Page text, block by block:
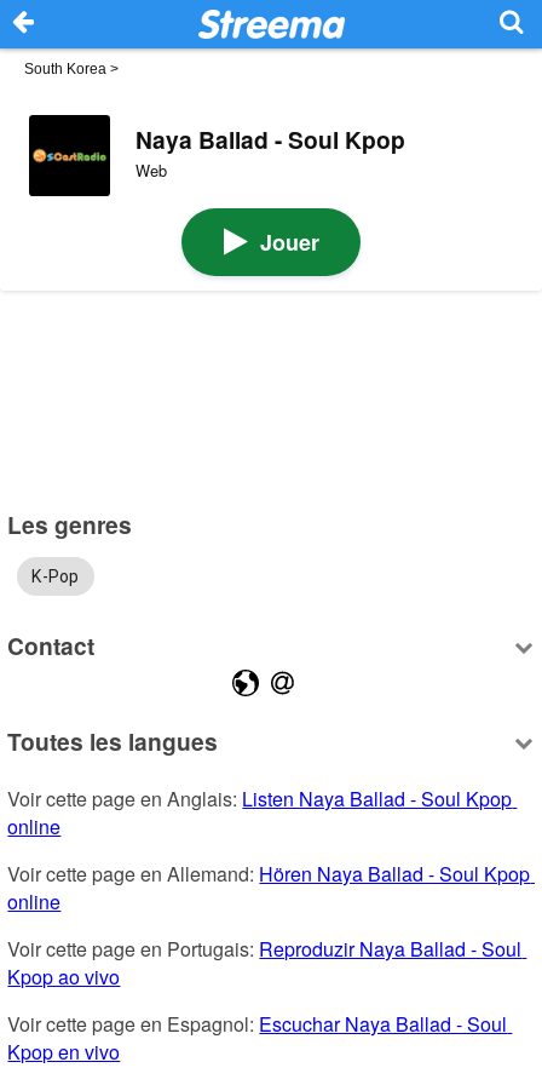
South Korea >
Naya Ballad - Soul Kpop
Web
Jouer
Les genres
K-Pop
Contact
Toutes les langues
Voir cette page en Anglais: Listen Naya Ballad - Soul Kpop
online
Voir cette page en Allemand: Hören Naya Ballad - Soul Kpop
online
Voir cette page en Portugais: Reproduzir Naya Ballad - Soul
Kpop ao vivo
Voir cette page en Espagnol: Escuchar Naya Ballad - Soul
Kpop en vivo